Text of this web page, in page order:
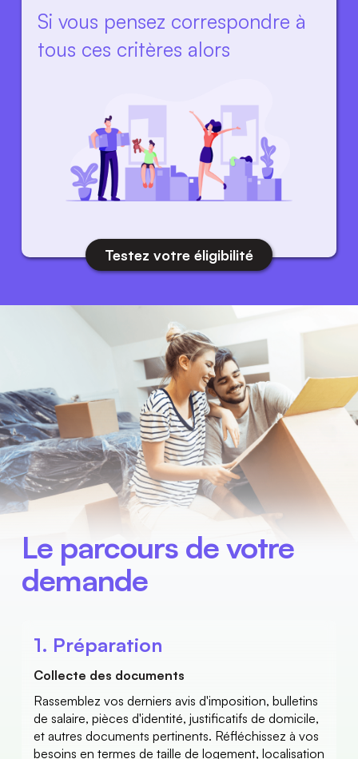
Si vous pensez correspondre à
tous ces critères alors
Testez votre éligibilité
Le parcours de votre
demande
1. Préparation
Collecte des documents
Rassemblez vos derniers avis d'imposition, bulletins
de salaire, pièces d'identité, justificatifs de domicile,
et autres documents pertinents. Réfléchissez à vos
besoins en termes de taille de logement, localisation